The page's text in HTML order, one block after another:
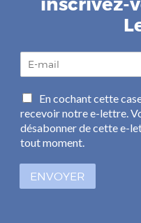
a
i
l
*
C
a
s
e
à
En cochant cette
recevoir notre e-lettre.
désabonner de cette e-
tout moment.
ENVOYER